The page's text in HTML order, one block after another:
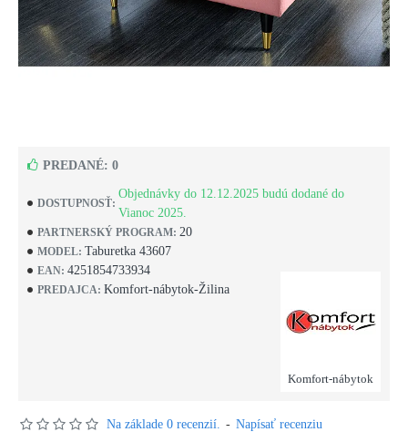
DOSTUPNOSŤ:
Objednávky do 12.12.2025 budú dodané do
Vianoc 2025.
PARTNERSKÝ PROGRAM: 20
MODEL: Taburetka 43607
EAN: 4251854733934
PREDAJCA: Komfort-nábytok-Žilina
Komfort-nábytok
PREDANÉ: 0
Na základe 0 recenzií. - Napísať recenziu